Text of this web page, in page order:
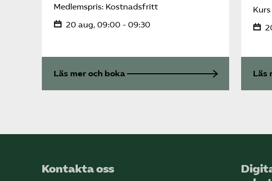
Medlemspris: Kostnadsfritt
20 aug, 09:00 - 09:30
Läs mer och boka
Kurs
Läs
Kontakta oss